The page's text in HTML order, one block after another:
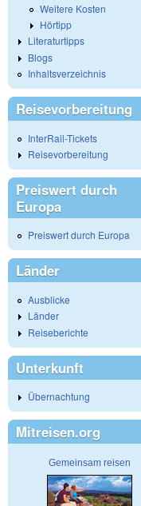
Weitere Kosten
Hörtipp
Literaturtipps
Blogs
Inhaltsverzeichnis
Reisevorbereitung
InterRail-Tickets
Reisevorbereitung
Preiswert durch
Europa
Preiswert durch Europa
Länder
Ausblicke
Länder
Reiseberichte
Unterkunft
Übernachtung
Mitreisen.org
Gemeinsam reisen